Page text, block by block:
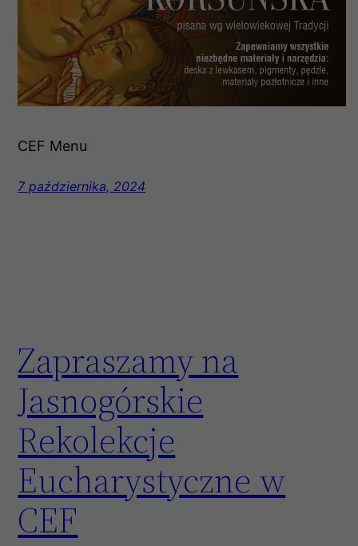
CEF Menu
7 października, 2024
Zapraszamy na
Jasnogórskie
Rekolekcje
Eucharystyczne w
CEF